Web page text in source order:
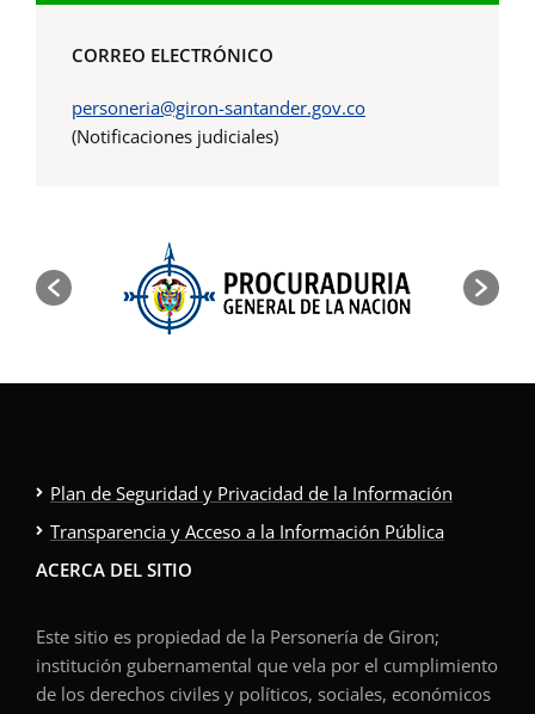
CORREO ELECTRÓNICO
personeria@giron-santander.gov.co
(Notificaciones judiciales)
Plan de Seguridad y Privacidad de la Información
Transparencia y Acceso a la Información Pública
ACERCA DEL SITIO
Este sitio es propiedad de la Personería de Giron;
institución gubernamental que vela por el cumplimiento
de los derechos civiles y políticos, sociales, económicos